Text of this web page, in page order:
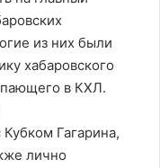
из них были
хабаровского
в КХЛ.
Гагарина,
лично